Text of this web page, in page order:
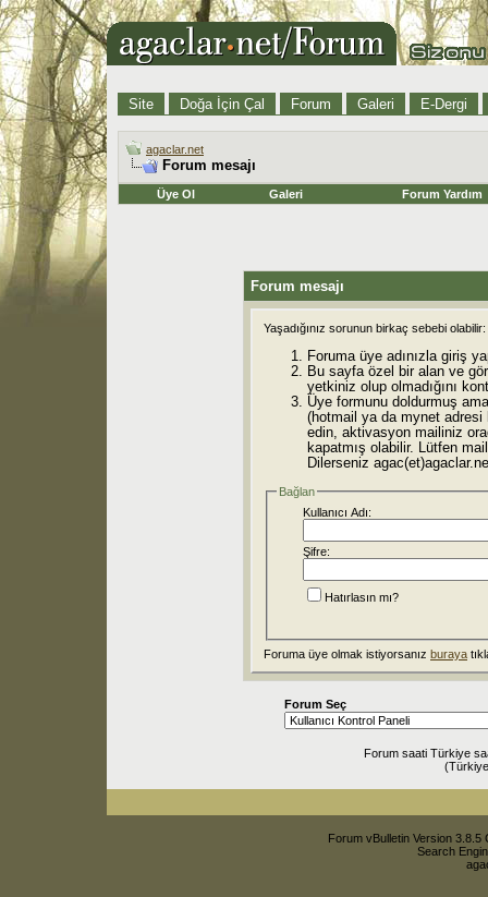
Site Doğa İçin Çal Forum Galeri E-Dergi
agaclar.net
Forum mesajı
Üye Ol Galeri Forum Yardım
Forum mesajı
Yaşadığınız sorunun birkaç sebebi olabilir:
Foruma üye adınızla giriş
Bu sayfa özel bir alan ve
yetkiniz olup olmadığını
Üye formunu doldurmuş
(hotmail ya da mynet adresi
edin, aktivasyon mailiniz
kapatmış olabilir. Lütfen
Dilerseniz
Bağlan
Kullanıcı Adı:
Şifre:
Hatırlasın mı?
Foruma üye olmak istiyorsanız buraya
Forum Seç
Forum saati Türkiye
Forum vBulletin Version
Search